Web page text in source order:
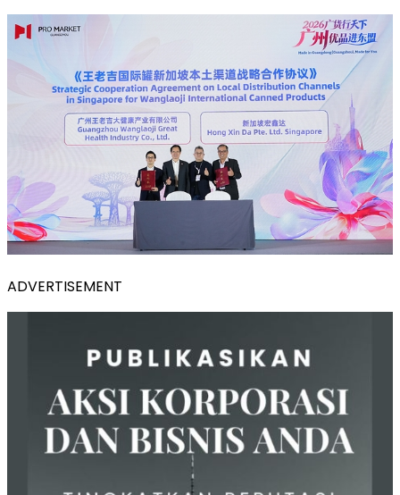
ADVERTISEMENT